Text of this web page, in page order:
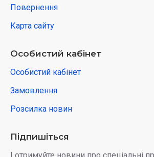
Повернення
Карта сайту
Особистий кабінет
Особистий кабінет
Замовлення
Розсилка новин
Підпишіться